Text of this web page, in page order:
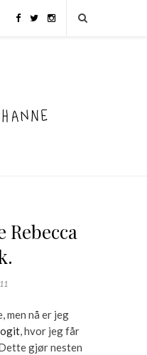
Rebecca
men nå er jeg
, hvor jeg får
gjør nesten